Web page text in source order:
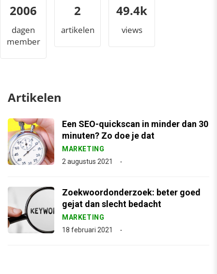
2006
dagen
member
2
artikelen
53.0k
views
Artikelen
Een SEO-quickscan in minder dan 30
minuten? Zo doe je dat
MARKETING
2 augustus 2021
Zoekwoordonderzoek: beter goed
gejat dan slecht bedacht
MARKETING
18 februari 2021